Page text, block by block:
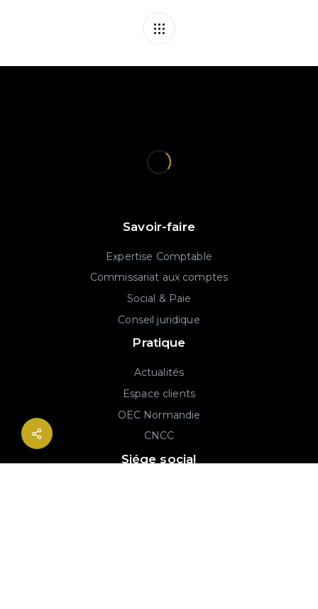
Savoir-faire
Expertise Comptable
Commissariat aux comptes
Social & Paie
Conseil juridique
Pratique
Actualités
Espace clients
OEC Normandie
CNCC
Siége social